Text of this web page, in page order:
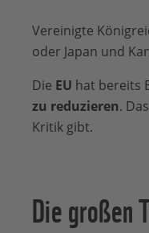
Vereinigte
oder Japan und
Die EU hat bereits
zu reduzieren.
Kritik gibt.
Die großen